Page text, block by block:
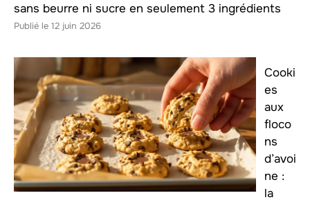
sans beurre ni sucre en seulement 3 ingrédients
12 juin 2026
Cooki
es
aux
floco
ns
d’avoi
ne :
la